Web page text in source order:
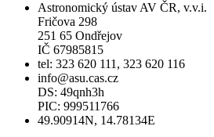
Astronomický ústav AV ČR, v.v.i.
Fričova 298
251 65 Ondřejov
IČ 67985815
tel: 323 620 111, 323 620 116
info@asu.cas.cz
DS: 49qnh3h
PIC: 999511766
49.90914N, 14.78134E